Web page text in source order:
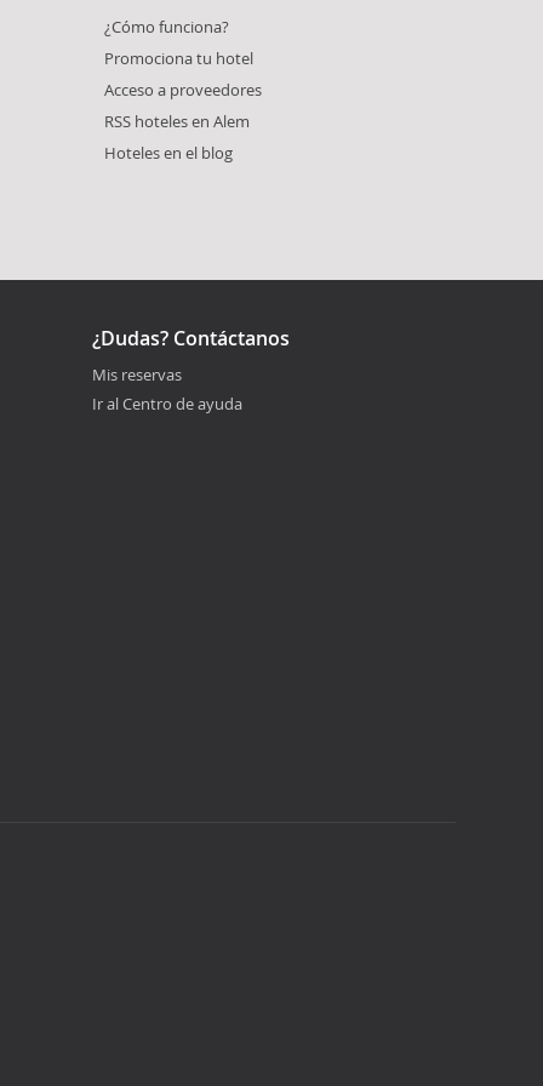
¿Cómo funciona?
Promociona tu hotel
Acceso a proveedores
RSS hoteles en Alem
Hoteles en el blog
¿Dudas? Contáctanos
Mis reservas
Ir al Centro de ayuda